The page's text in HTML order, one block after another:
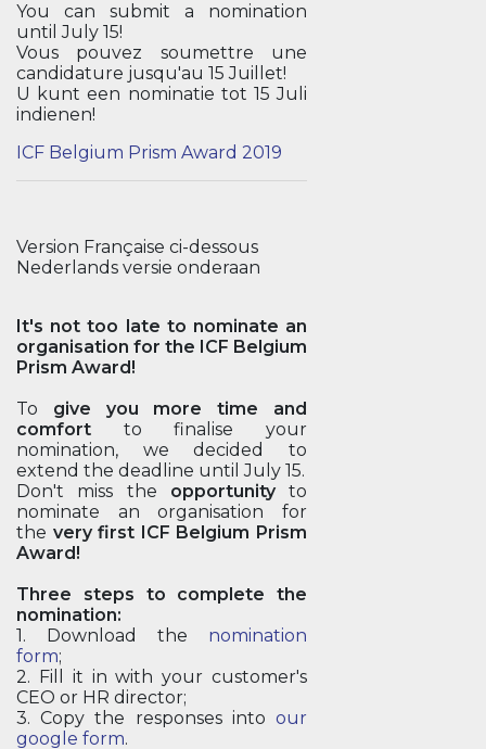
You can submit a nomination
until July 15!
Vous pouvez soumettre une
candidature jusqu'au 15 Juillet!
U kunt een nominatie tot 15 Juli
indienen!
ICF Belgium Prism Award 2019
Version Française ci-dessous
Nederlands versie onderaan
It's not too late to nominate an
organisation for the ICF Belgium
Prism Award!
To give you more time and
comfort to finalise your
nomination, we decided to
extend the deadline until July 15.
Don't miss the opportunityto
nominate an organisation for
the very first ICF Belgium Prism
Award!
Three steps to complete the
nomination:
1. Download the nomination
form;
2. Fill it in with your customer's
CEO or HR director;
3. Copy the responses into our
google form.